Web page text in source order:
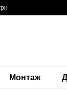
Монтаж